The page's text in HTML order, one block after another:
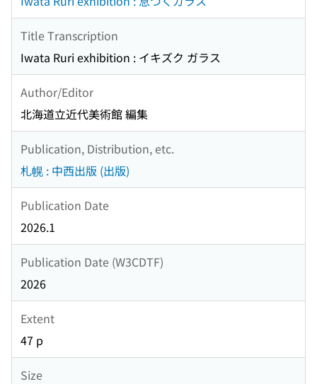
Title Transcription
Iwata Ruri exhibition : イキズク ガラス
Author/Editor
北海道立近代美術館 編集
Publication, Distribution, etc.
札幌 : 中西出版 (出版)
Publication Date
2026.1
Publication Date (W3CDTF)
2026
Extent
47 p
Size